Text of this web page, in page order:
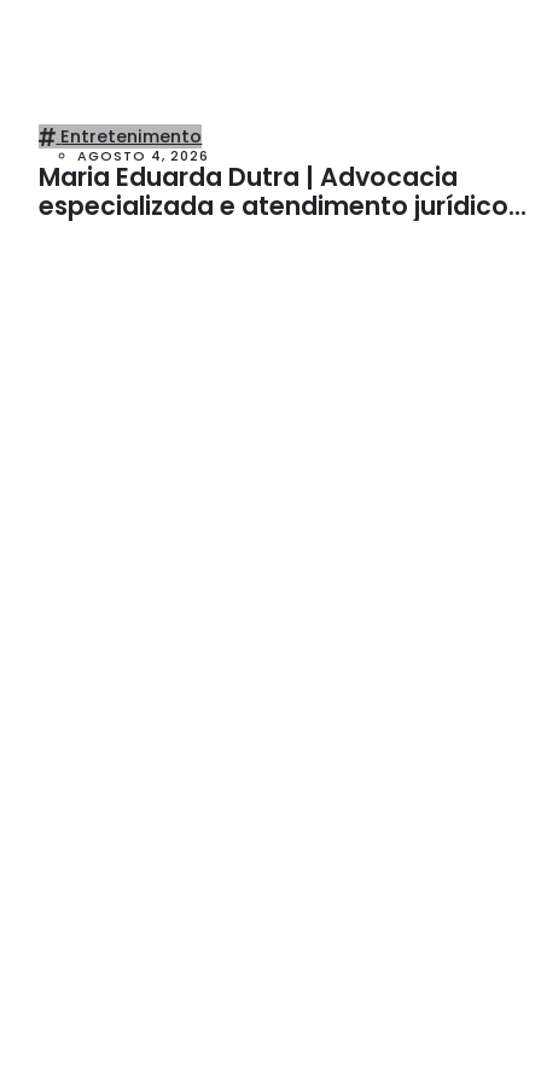
Entretenimento
AGOSTO 4, 2026
Maria Eduarda Dutra | Advocacia
especializada e atendimento jurídico